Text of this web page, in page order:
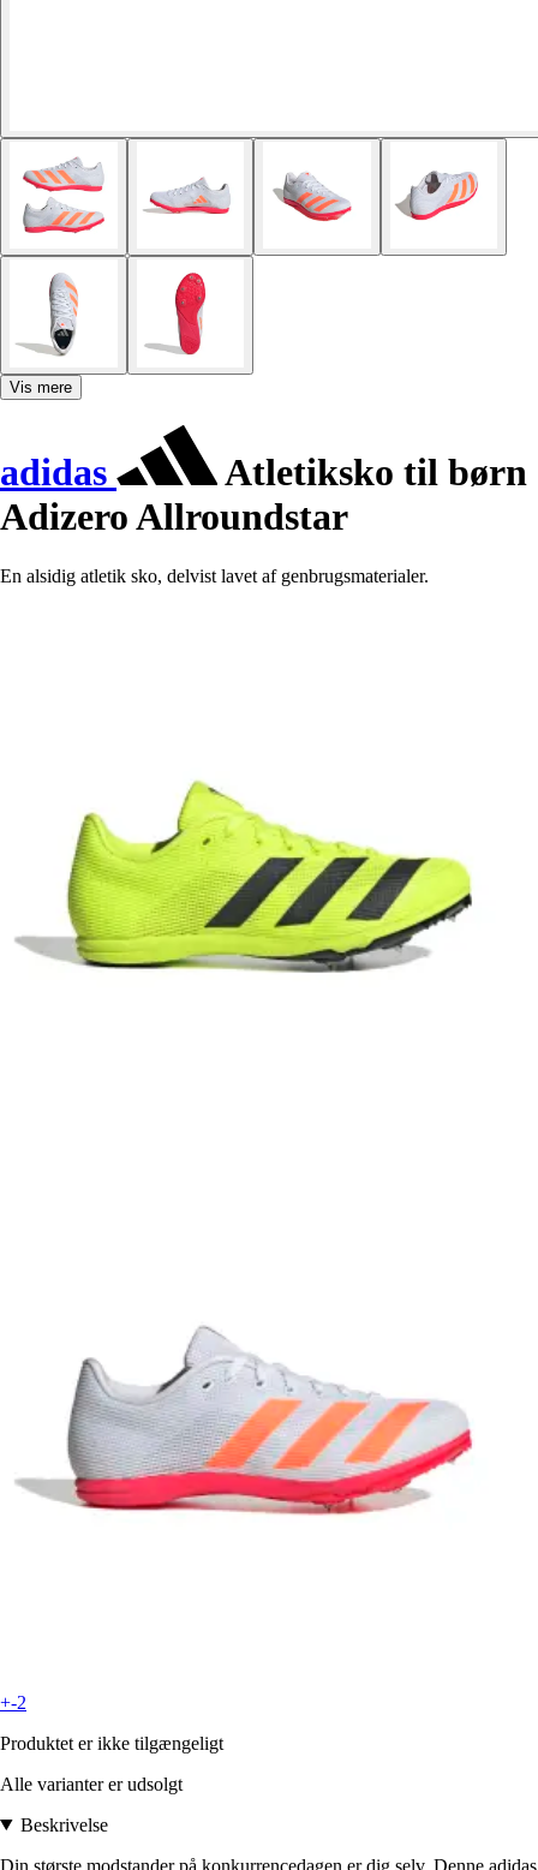
Vis mere
adidas
Atletiksko til børn
Adizero Allroundstar
En alsidig atletik sko, delvist lavet af genbrugsmaterialer.
+-2
Produktet er ikke tilgængeligt
Alle varianter er udsolgt
Beskrivelse
Din største modstander på konkurrencedagen er dig selv. Denne adidas